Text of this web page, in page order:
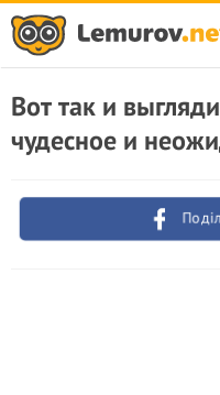
Вот так и
чудесное и